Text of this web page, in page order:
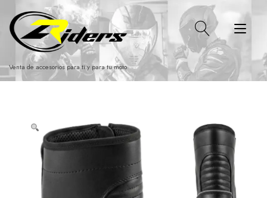
contenido
Venta de accesorios para ti y para tu moto